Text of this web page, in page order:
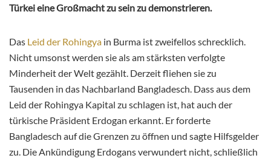
Türkei eine Großmacht zu sein zu demonstrieren.
Das Leid der Rohingya in Burma ist zweifellos schrecklich.
Nicht umsonst werden sie als am stärksten verfolgte
Minderheit der Welt gezählt. Derzeit fliehen sie zu
Tausenden in das Nachbarland Bangladesch. Dass aus dem
Leid der Rohingya Kapital zu schlagen ist, hat auch der
türkische Präsident Erdogan erkannt. Er forderte
Bangladesch auf die Grenzen zu öffnen und sagte Hilfsgelder
zu. Die Ankündigung Erdogans verwundert nicht, schließlich